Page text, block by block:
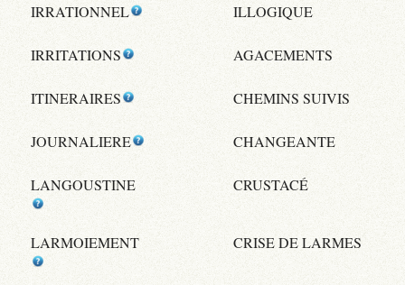
IRRATIONNEL ILLOGIQUE
IRRITATIONS AGACEMENTS
ITINERAIRES CHEMINS SUIVIS
JOURNALIERE CHANGEANTE
LANGOUSTINE CRUSTACÉ
LARMOIEMENT CRISE DE LARMES